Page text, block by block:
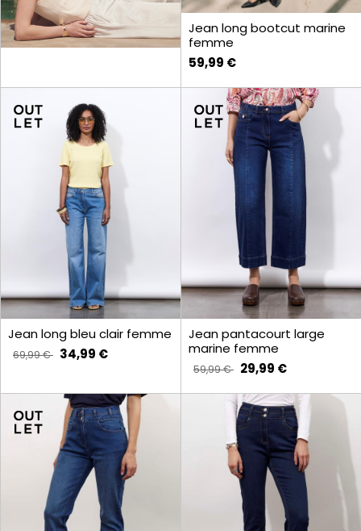
Jean long bootcut marine
femme
59,99 €
Jean long bleu clair femme
69,99 € 34,99 €
Jean pantacourt large
marine femme
59,99 € 29,99 €